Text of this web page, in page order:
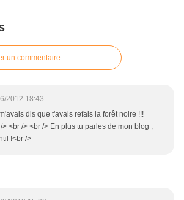
un commentaire
2012 18:43
dis que t'avais refais la forêt noire !!!
> <br /> <br /> En plus tu parles de mon blog ,
!<br />